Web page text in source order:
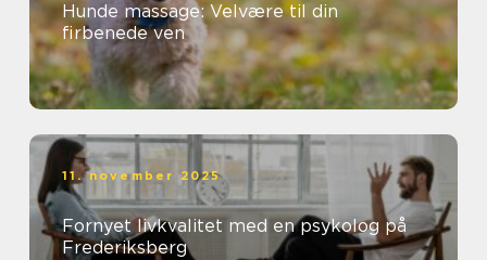
Hunde massage: Velvære til din
firbenede ven
11. november 2025
Fornyet livkvalitet med en psykolog på
Frederiksberg